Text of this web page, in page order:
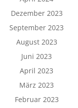
Dezember 2023
September 2023
August 2023
Juni 2023
April 2023
März 2023
Februar 2023